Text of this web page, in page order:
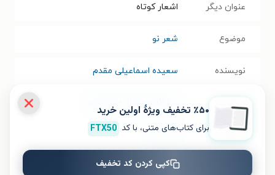
عنوان دیگر اشعار کوتاه
موضوع شعر نو
نویسنده سعیده اسماعیلی مقدم
عبدالله محمدزاده سامانلو
نشر بید
٪۵۰ تخفیف ویژۀ اولین خرید
برای کتاب‌های متنی، با کد FTX50
کپی کردن کد تخفیف